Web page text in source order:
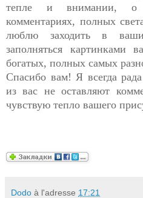
тепле и внимании, о
комментариях, полных
люблю заходить в
заполняться
богатых, полных самых
Спасибо вам! Я всегда
из вас не оставляют
чувствую тепло вашего
Dodo à l'adresse 17:21